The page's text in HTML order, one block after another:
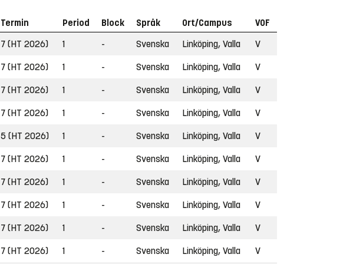
Termin Period Block Språk Ort/Campus
VOF
7 (HT 2026) 1 - Svenska Linköping, Valla V
7 (HT 2026) 1 - Svenska Linköping, Valla V
7 (HT 2026) 1 - Svenska Linköping, Valla V
7 (HT 2026) 1 - Svenska Linköping, Valla V
5 (HT 2026) 1 - Svenska Linköping, Valla V
7 (HT 2026) 1 - Svenska Linköping, Valla V
7 (HT 2026) 1 - Svenska Linköping, Valla V
7 (HT 2026) 1 - Svenska Linköping, Valla V
7 (HT 2026) 1 - Svenska Linköping, Valla V
7 (HT 2026) 1 - Svenska Linköping, Valla V